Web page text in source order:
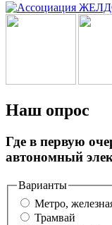
Наш опрос
Где в первую
автономный
Варианты
Метро,
Трамвай